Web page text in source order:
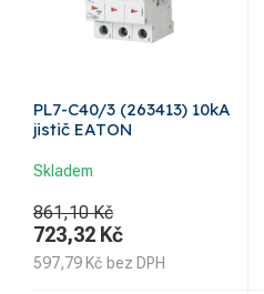
PL7-C40/3 (263413) 10kA
jistič EATON
Skladem
861,10 Kč
723,32 Kč
597,79 Kč bez DPH